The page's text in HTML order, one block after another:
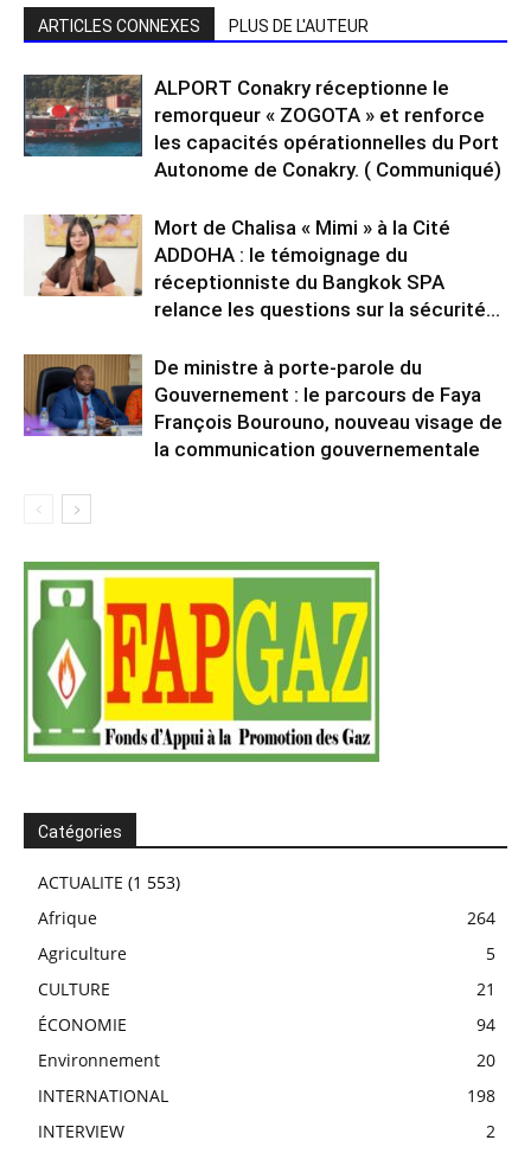
ARTICLES CONNEXES PLUS DE L'AUTEUR
ALPORT Conakry réceptionne le
remorqueur « ZOGOTA » et renforce
les capacités opérationnelles du Port
Autonome de Conakry. ( Communiqué)
Mort de Chalisa « Mimi » à la Cité
ADDOHA : le témoignage du
réceptionniste du Bangkok SPA
relance les questions sur la sécurité...
De ministre à porte-parole du
Gouvernement : le parcours de Faya
François Bourouno, nouveau visage de
la communication gouvernementale
Catégories
ACTUALITE (1 553)
Afrique
264
Agriculture
5
CULTURE
21
ÉCONOMIE
94
Environnement
20
INTERNATIONAL
198
INTERVIEW
2